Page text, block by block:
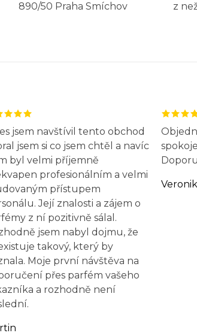
890/50 Praha Smíchov
z
jsem navštívil tento obchod
jsem si co jsem chtěl a navíc
byl velmi příjemně
profesionálním a velmi
přístupem
Její znalosti a zájem o
z ní pozitivně sálal.
jsem nabyl dojmu, že
takový, který by
Moje první návštěva na
přes parfém vašeho
a rozhodně není